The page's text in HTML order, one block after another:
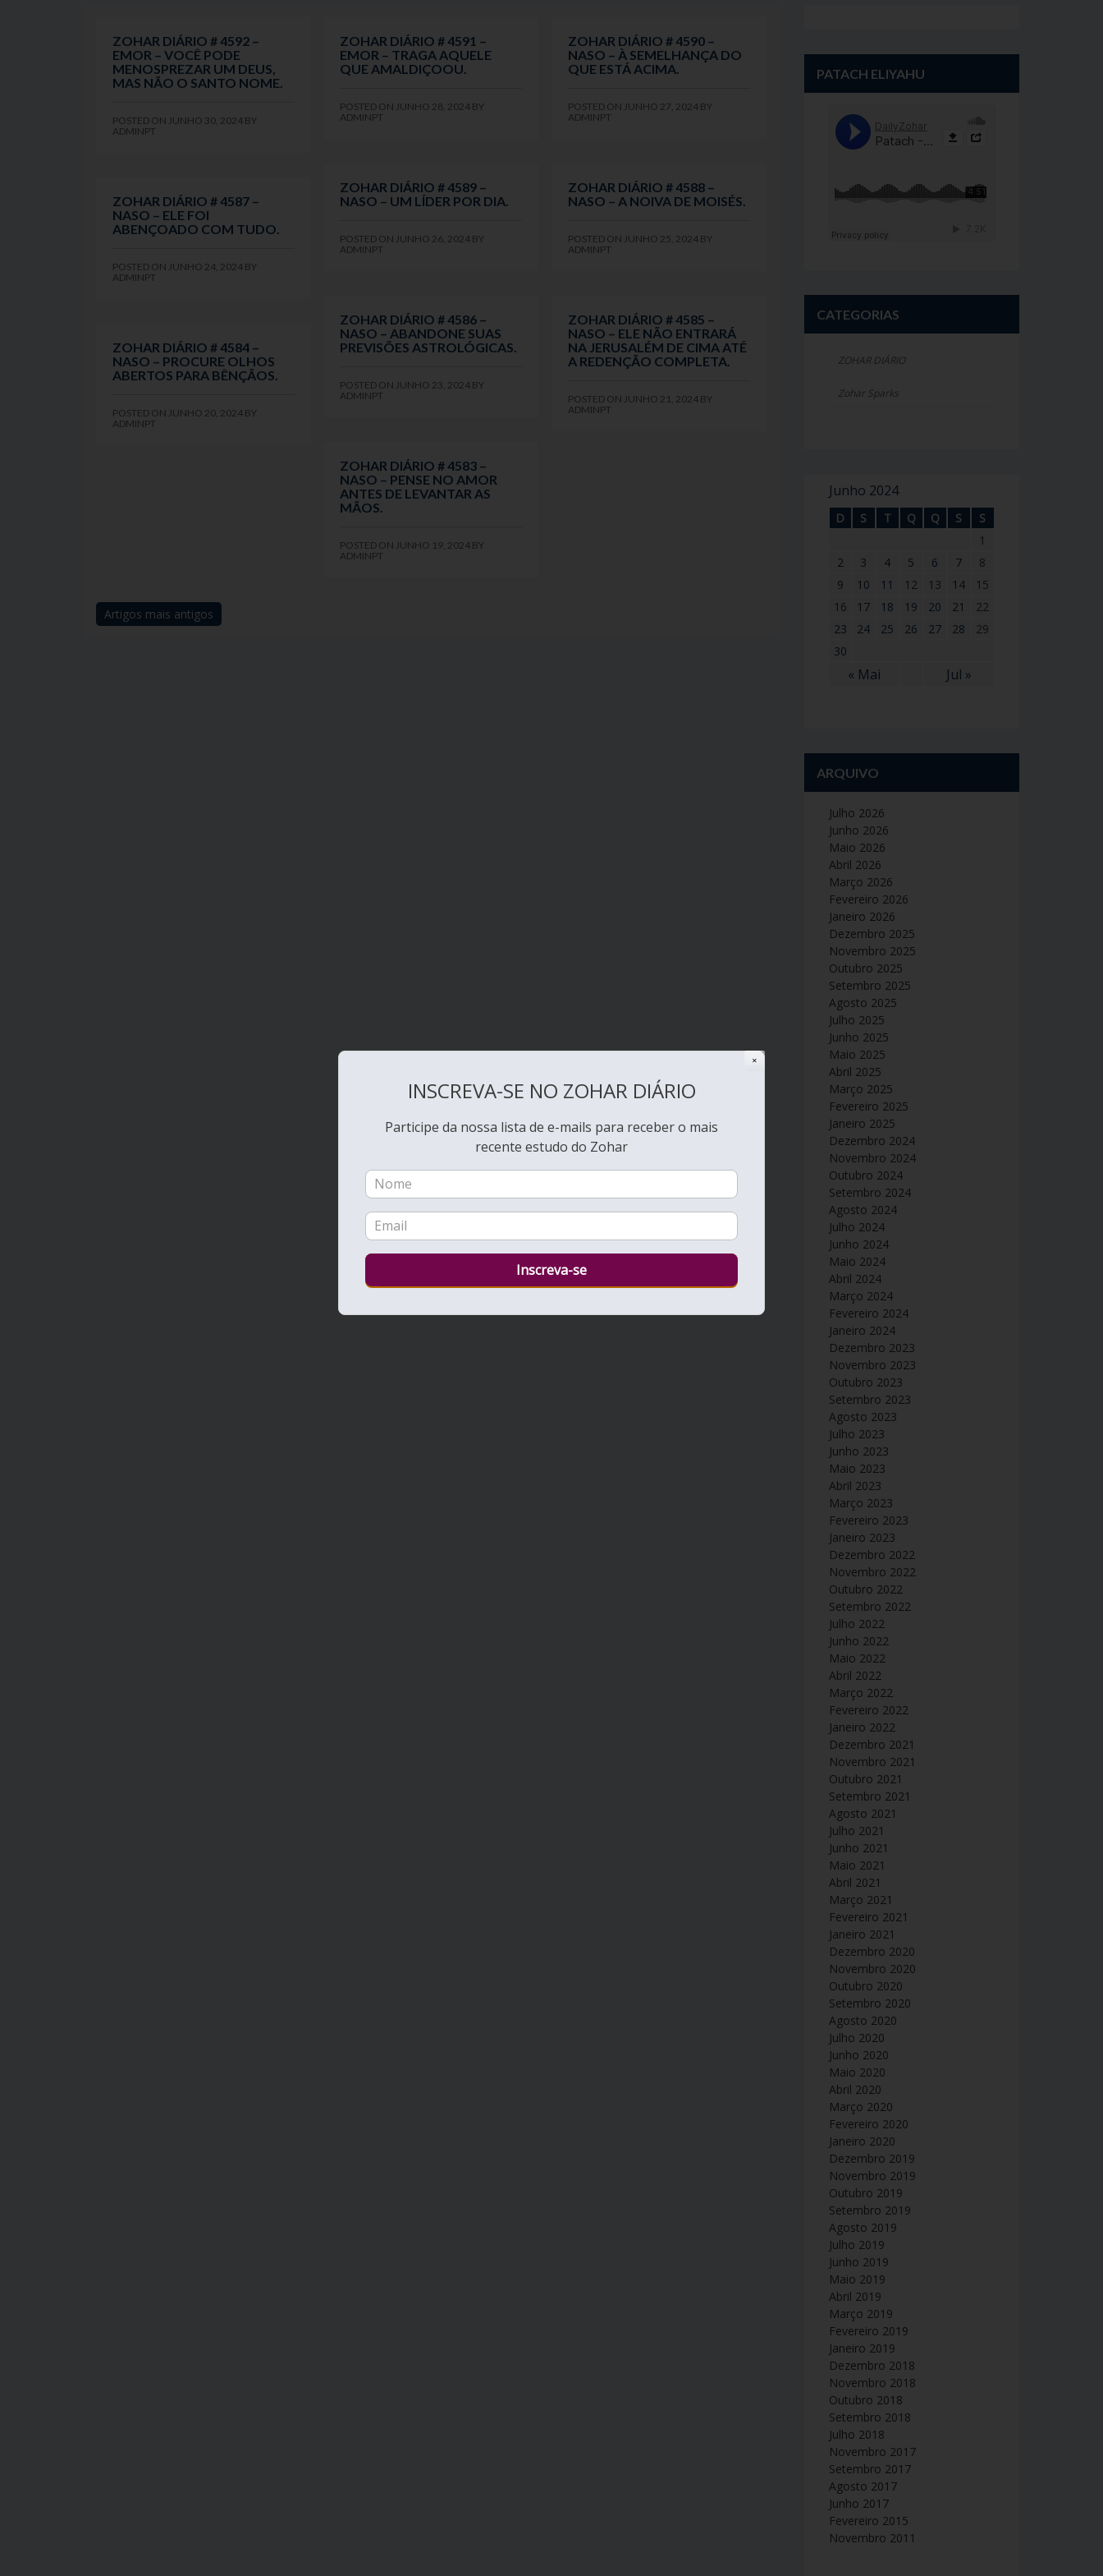
ZOHAR DIÁRIO # 4592 –
EMOR – VOCÊ PODE
MENOSPREZAR UM DEUS,
MAS NÃO O SANTO NOME.
POSTED ON JUNHO 30, 2024 BY
ADMINPT
ZOHAR DIÁRIO # 4591 –
EMOR – TRAGA AQUELE
QUE AMALDIÇOOU.
POSTED ON JUNHO 28, 2024 BY
ADMINPT
ZOHAR DIÁRIO # 4590 –
NASO – À SEMELHANÇA DO
QUE ESTÁ ACIMA.
POSTED ON JUNHO 27, 2024 BY
ADMINPT
ZOHAR DIÁRIO # 4589 –
NASO – UM LÍDER POR DIA.
POSTED ON JUNHO 26, 2024 BY
ADMINPT
ZOHAR DIÁRIO # 4588 –
NASO – A NOIVA DE MOISÉS.
POSTED ON JUNHO 25, 2024 BY
ADMINPT
ZOHAR DIÁRIO # 4587 –
NASO – ELE FOI
ABENÇOADO COM TUDO.
POSTED ON JUNHO 24, 2024 BY
ADMINPT
ZOHAR DIÁRIO # 4586 –
NASO – ABANDONE SUAS
PREVISÕES ASTROLÓGICAS.
POSTED ON JUNHO 23, 2024 BY
ADMINPT
ZOHAR DIÁRIO # 4585 –
NASO – ELE NÃO ENTRARÁ
NA JERUSALÉM DE CIMA ATÉ
A REDENÇÃO COMPLETA.
POSTED ON JUNHO 21, 2024 BY
ADMINPT
ZOHAR DIÁRIO # 4584 –
NASO – PROCURE OLHOS
ABERTOS PARA BÊNÇÃOS.
POSTED ON JUNHO 20, 2024 BY
ADMINPT
ZOHAR DIÁRIO # 4583 –
NASO – PENSE NO AMOR
ANTES DE LEVANTAR AS
MÃOS.
POSTED ON JUNHO 19, 2024 BY
ADMINPT
Navegação
Artigos mais antigos
PATACH ELIYAHU
CATEGORIAS
ZOHAR DIÁRIO
Zohar Sparks
Junho 2024
D S T Q Q S S
« Mai Jul »
1
2
3 4 5 6 7
8
9
10 11 12 13 14
15
16
17 18 19 20 21
22
23
24 25 26 27 28
29
30
ARQUIVO
Julho 2026
Junho 2026
Maio 2026
Abril 2026
Março 2026
Fevereiro 2026
Janeiro 2026
Dezembro 2025
Novembro 2025
Outubro 2025
Setembro 2025
Agosto 2025
Julho 2025
Junho 2025
Maio 2025
Abril 2025
Março 2025
Fevereiro 2025
Janeiro 2025
Dezembro 2024
Novembro 2024
Outubro 2024
Setembro 2024
Agosto 2024
Julho 2024
Junho 2024
Maio 2024
Abril 2024
Março 2024
Fevereiro 2024
Janeiro 2024
Dezembro 2023
Novembro 2023
Outubro 2023
Setembro 2023
Agosto 2023
Julho 2023
Junho 2023
Maio 2023
Abril 2023
Março 2023
Fevereiro 2023
Janeiro 2023
Dezembro 2022
Novembro 2022
Outubro 2022
Setembro 2022
Julho 2022
Junho 2022
Maio 2022
Abril 2022
Março 2022
Fevereiro 2022
Janeiro 2022
Dezembro 2021
Novembro 2021
Outubro 2021
Setembro 2021
Agosto 2021
Julho 2021
Junho 2021
Maio 2021
Abril 2021
Março 2021
Fevereiro 2021
Janeiro 2021
Dezembro 2020
Novembro 2020
Outubro 2020
Setembro 2020
Agosto 2020
Julho 2020
Junho 2020
Maio 2020
Abril 2020
Março 2020
Fevereiro 2020
Janeiro 2020
Dezembro 2019
Novembro 2019
Outubro 2019
Setembro 2019
Agosto 2019
Julho 2019
Junho 2019
Maio 2019
Abril 2019
Março 2019
Fevereiro 2019
Janeiro 2019
Dezembro 2018
Novembro 2018
Outubro 2018
Setembro 2018
Julho 2018
Novembro 2017
Setembro 2017
Agosto 2017
Junho 2017
Fevereiro 2015
Novembro 2011
✕
INSCREVA-SE NO ZOHAR DIÁRIO
Participe da nossa lista de e-mails para receber o mais
recente estudo do Zohar